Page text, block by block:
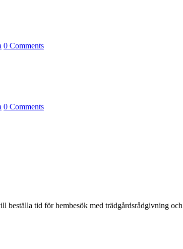
0 Comments
0 Comments
beställa tid för hembesök med trädgårdsrådgivning